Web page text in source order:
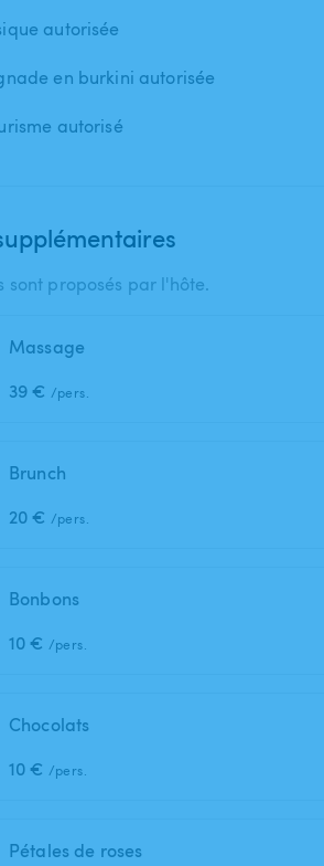
autorisée
en burkini autorisée
autorisé
sont proposés par l'hôte.
Massage
39 € /pers.
Brunch
20 € /pers.
Bonbons
10 € /pers.
Chocolats
10 € /pers.
Pétales de roses